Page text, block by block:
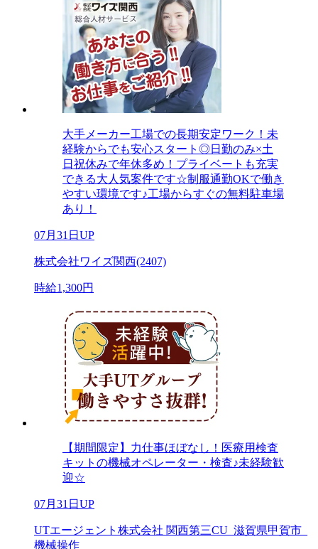
大手メーカー工場での長期安定ワーク！未
経験からでも安心スタート◎日勤のみ×土
日祝休みで年休多め！プライベートも充実
できる大人気案件です☆制服通勤OKで働き
やすい環境です♪工場からすぐの無料駐車場
あり！
07月31日UP
株式会社ワイズ関西(2407)
時給1,300円
【期間限定】力仕事ほぼなし！医療用検査
キットの機械オペレーター・検査♪未経験歓
迎☆
07月31日UP
UTエージェント株式会社 関西第三CU_滋賀県甲賀市_
機械操作